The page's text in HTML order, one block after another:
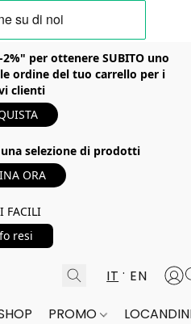
2%" per ottenere SUBITO uno
ordine del tuo carrello per i
clienti
selezione di prodotti
ORA
FACILI
resi
IT EN
PROMO